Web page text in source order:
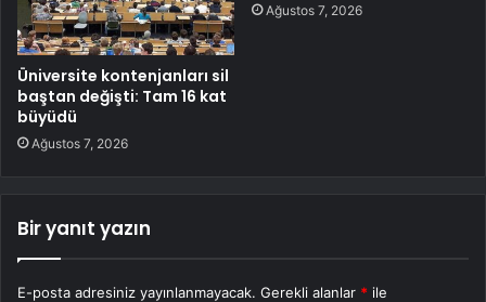
Üniversite kontenjanları sil
baştan değişti: Tam 16 kat
büyüdü
Ağustos 7, 2026
Ağustos 7, 2026
Bir yanıt yazın
E-posta adresiniz yayınlanmayacak. Gerekli alanlar * ile